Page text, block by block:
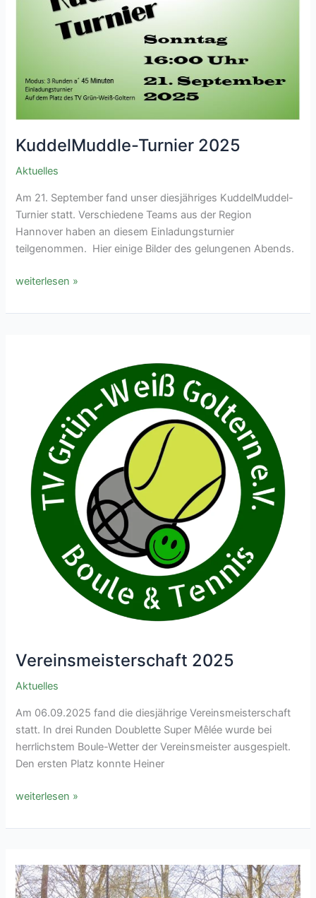
KuddelMuddle-Turnier 2025
Aktuelles
Am 21. September fand unser diesjähriges KuddelMuddel-
Turnier statt. Verschiedene Teams aus der Region
Hannover haben an diesem Einladungsturnier
teilgenommen. Hier einige Bilder des gelungenen Abends.
KuddelMuddle-
2025
weiterlesen »
Vereinsmeisterschaft 2025
Aktuelles
Am 06.09.2025 fand die diesjährige Vereinsmeisterschaft
statt. In drei Runden Doublette Super Mêlée wurde bei
herrlichstem Boule-Wetter der Vereinsmeister ausgespielt.
Den ersten Platz konnte Heiner
Vereinsmeisterschaft
weiterlesen »